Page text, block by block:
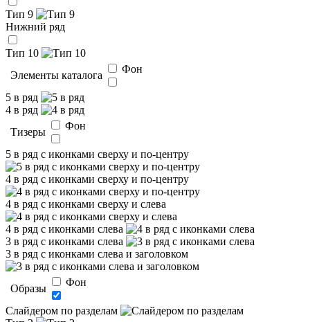
Тип 9
Нижний ряд
Тип 10
Элементы каталога
Фон
5 в ряд
4 в ряд
Тизеры
Фон
5 в ряд с иконками сверху и по-центру
4 в ряд с иконками сверху и по-центру
4 в ряд с иконками сверху и слева
4 в ряд с иконками слева
3 в ряд с иконками слева
3 в ряд с иконками слева и заголовком
Образы
Фон
Слайдером по разделам